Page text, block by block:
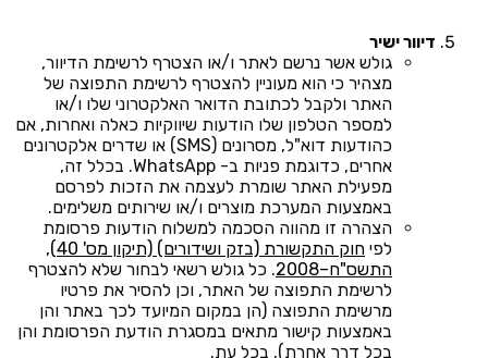
דיוור ישיר
גולש אשר נרשם לאתר ו/או הצטרף לרשימת הדיוור,
מצהיר כי הוא מעוניין להצטרף לרשימת התפוצה של
האתר ולקבל לכתובת הדואר האלקטרוני שלו ו/או
למספר הטלפון שלו הודעות שיווקיות כאלה ואחרות, אם
כהודעות דוא"ל, מסרונים (SMS) או שדרים אלקטרונים
אחרים, כדוגמת פניות ב- WhatsApp. בכלל זה,
מפעילת האתר שומרת לעצמה את הזכות לפרסם
באמצעות המערכת מוצרים ו/או שירותים משלימים.
הצהרה זו מהווה הסכמה למשלוח הודעות פרסומת
לפי
חוק התקשורת (בזק ושידורים) (תיקון מס' 40),
התשס"ח–2008
. כל גולש רשאי לבחור שלא להצטרף
לרשימת התפוצה של האתר, וכן להסיר את פרטיו
מרשימת התפוצה (הן במקום המיועד לכך באתר והן
באמצעות קישור מתאים במסגרת הודעת הפרסומת והן
בכל דרך אחרת), בכל עת.